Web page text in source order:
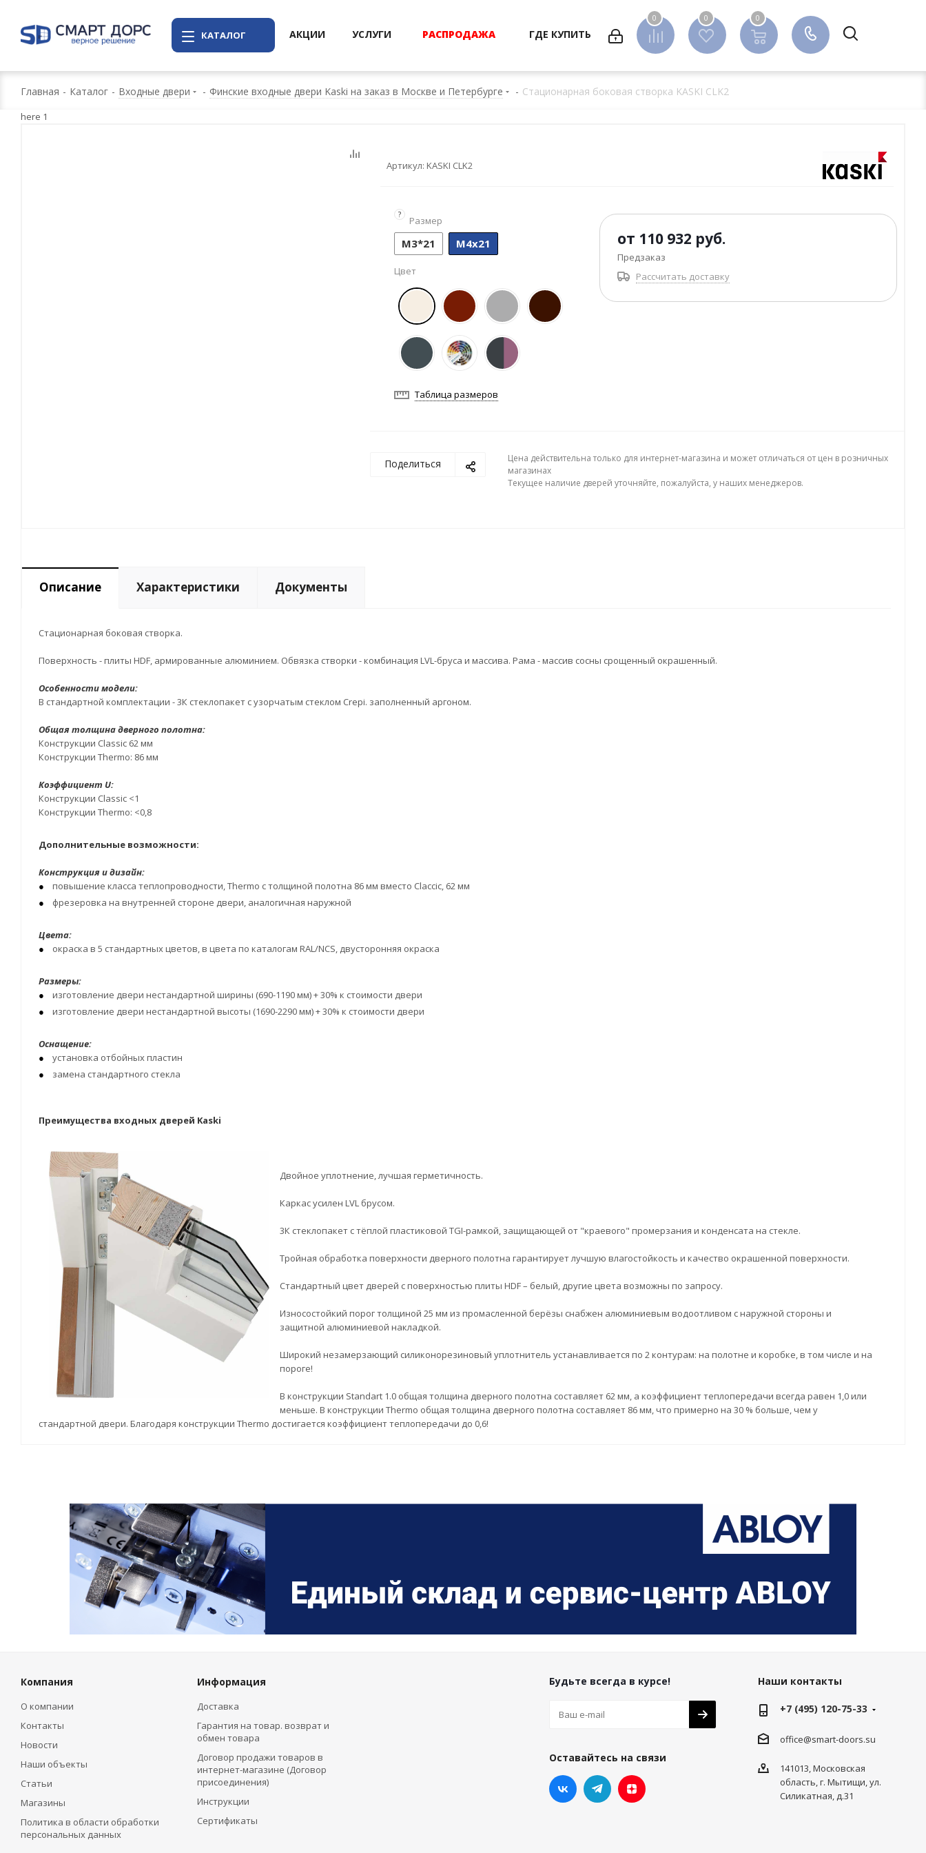
КАТАЛОГ
0 0 0
0
АКЦИИ УСЛУГИ РАСПРОДАЖА ГДЕ КУПИТЬ
Главная - Каталог - Входные двери - Финские входные двери Kaski на заказ в Москве и Петербурге - Стационарная боковая створка KASKI CLK2
here 1
Артикул: KASKI CLK2
от 110 932 руб.
Предзаказ
Рассчитать доставку
?
Размер
М3*21 М4х21
Цвет
Таблица размеров
Поделиться
Цена действительна только для интернет-магазина и может отличаться от цен в розничных
магазинах
Текущее наличие дверей уточняйте, пожалуйста, у наших менеджеров.
Описание Характеристики Документы
Стационарная боковая створка.
Поверхность - плиты HDF, армированные алюминием. Обвязка створки - комбинация LVL-бруса и массива. Рама - массив сосны срощенный окрашенный.
Особенности модели:
В стандартной комплектации - 3К стеклопакет с узорчатым стеклом Crepi. заполненный аргоном.
Общая толщина дверного полотна:
Конструкции Classic 62 мм
Конструкции Thermo: 86 мм
Коэффициент U:
Конструкции Classic <1
Конструкции Thermo: <0,8
Дополнительные возможности:
Конструкция и дизайн:
повышение класса теплопроводности, Thermo с толщиной полотна 86 мм вместо Claccic, 62 мм
фрезеровка на внутренней стороне двери, аналогичная наружной
Цвета:
окраска в 5 стандартных цветов, в цвета по каталогам RAL/NCS, двусторонняя окраска
Размеры:
изготовление двери нестандартной ширины (690-1190 мм) + 30% к стоимости двери
изготовление двери нестандартной высоты (1690-2290 мм) + 30% к стоимости двери
Оснащение:
установка отбойных пластин
замена стандартного стекла
Преимущества входных дверей Kaski
Двойное уплотнение, лучшая герметичность.
Каркас усилен LVL брусом.
3К стеклопакет с тёплой пластиковой TGI-рамкой, защищающей от "краевого" промерзания и конденсата на стекле.
Тройная обработка поверхности дверного полотна гарантирует лучшую влагостойкость и качество окрашенной поверхности.
Стандартный цвет дверей с поверхностью плиты HDF – белый, другие цвета возможны по запросу.
Износостойкий порог толщиной 25 мм из промасленной берёзы снабжен алюминиевым водоотливом с наружной стороны и
защитной алюминиевой накладкой.
Широкий незамерзающий силиконорезиновый уплотнитель устанавливается по 2 контурам: на полотне и коробке, в том числе и на
пороге!
В конструкции Standart 1.0 общая толщина дверного полотна составляет 62 мм, а коэффициент теплопередачи всегда равен 1,0 или
меньше. В конструкции Thermo общая толщина дверного полотна составляет 86 мм, что примерно на 30 % больше, чем у
стандартной двери. Благодаря конструкции Thermo достигается коэффициент теплопередачи до 0,6!
Компания
О компании
Контакты
Новости
Наши объекты
Статьи
Магазины
Политика в области обработки
персональных данных
Информация
Доставка
Гарантия на товар. возврат и
обмен товара
Договор продажи товаров в
интернет-магазине (Договор
присоединения)
Инструкции
Сертификаты
Будьте всегда в курсе!
Оставайтесь на связи
Наши контакты
+7 (495) 120-75-33
office@smart-doors.su
141013, Московская
область, г. Мытищи, ул.
Силикатная, д.31